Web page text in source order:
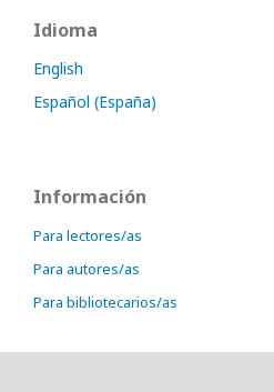
Idioma
English
Español (España)
Información
Para lectores/as
Para autores/as
Para bibliotecarios/as